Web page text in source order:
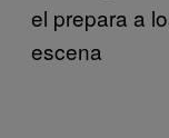
el prepara a
escena